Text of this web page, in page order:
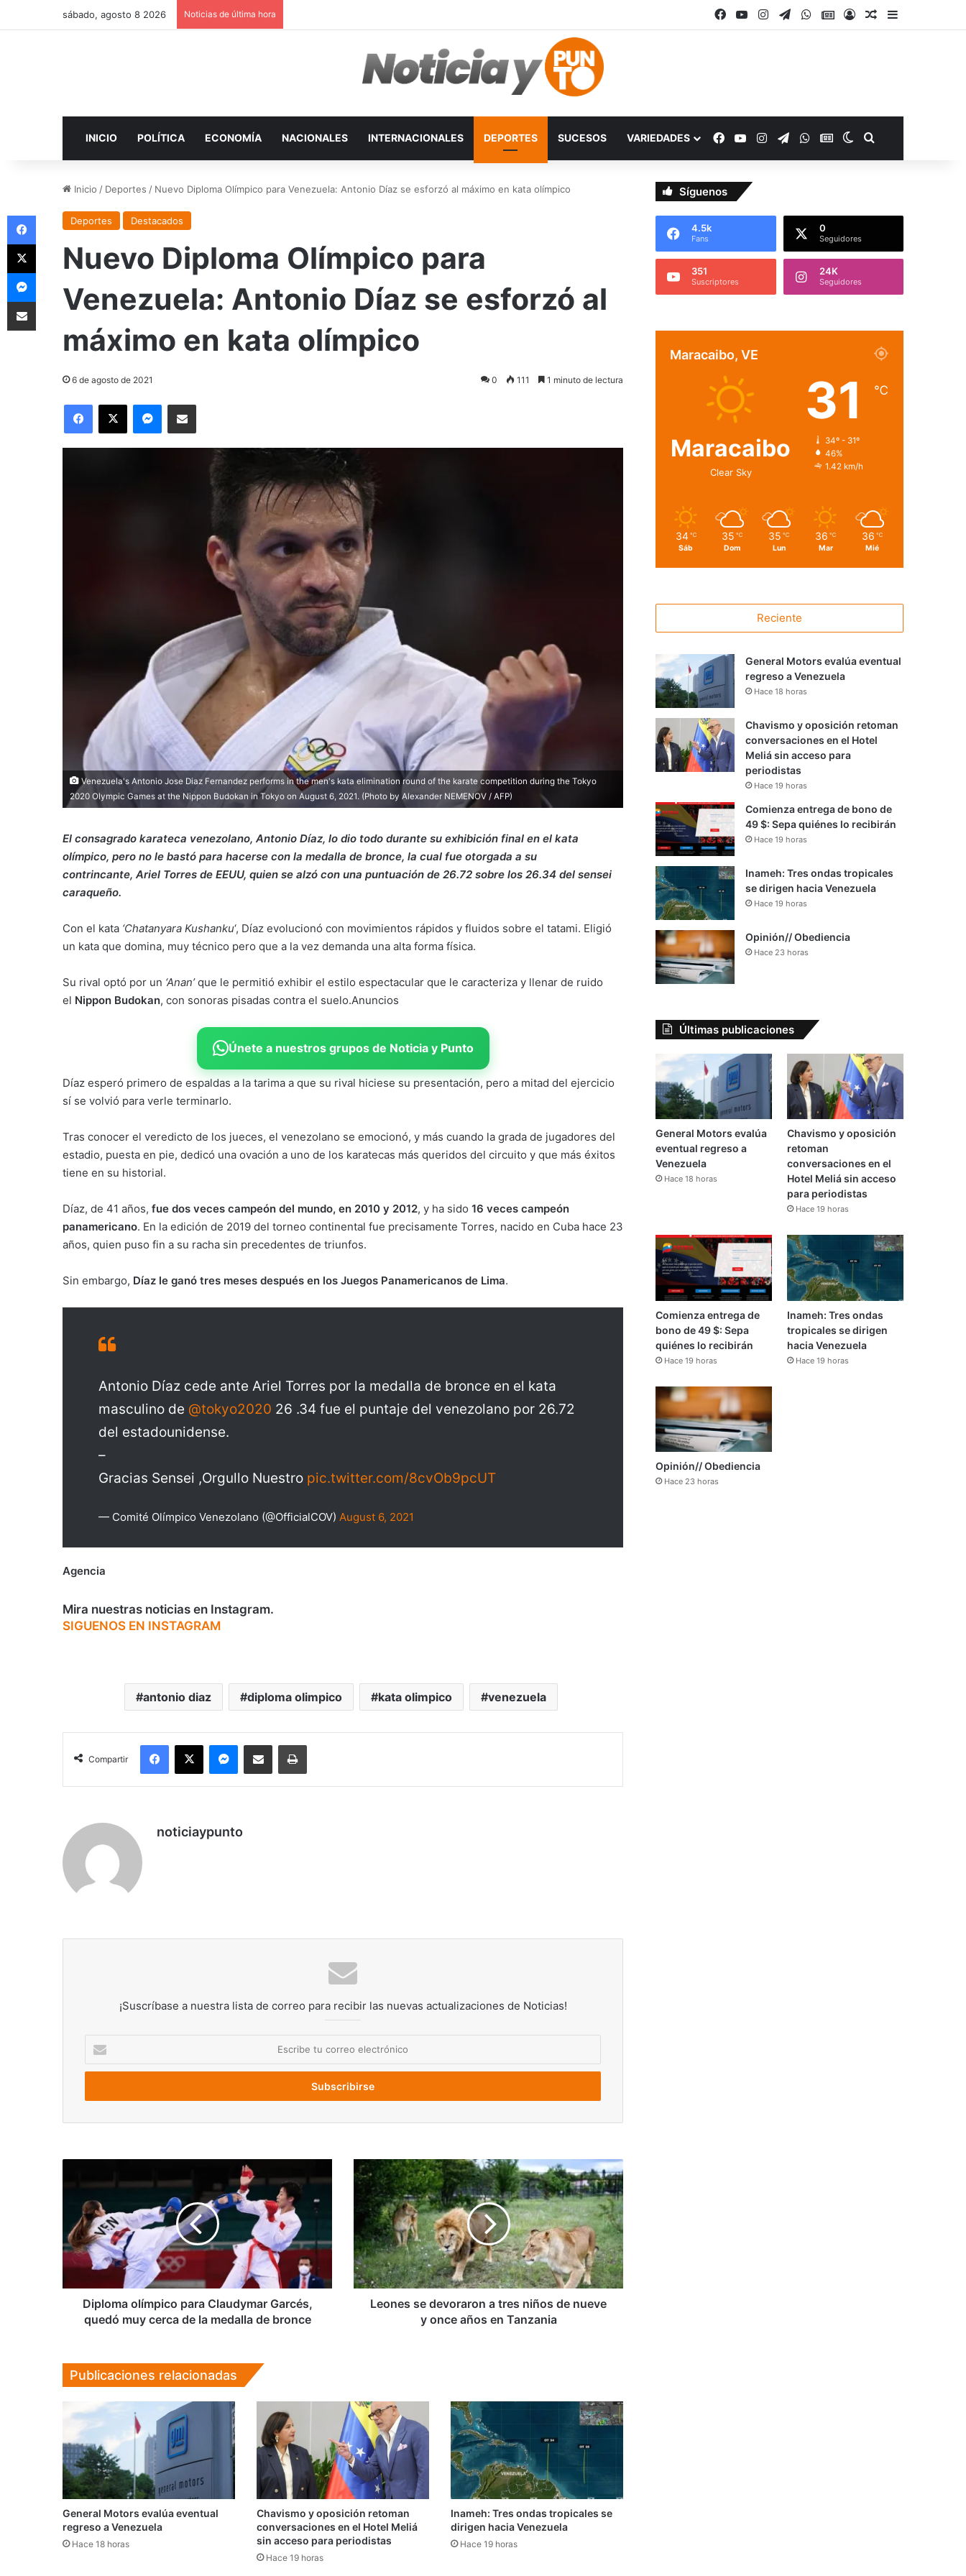
sábado, agosto 8 2026 Noticias de última hora Facebook
YouTubeInstagram
TelegramWhatsApp
Google Noticias
AccesoPublicación al
Barra lateral
INICIO POLÍTICA ECONOMÍA NACIONALES INTERNACIONALES DEPORTES SUCESOS VARIEDADES Facebook
YouTubeInstagram
Telegram
WhatsApp
Google Noticias
Switch skin
Inicio / Deportes / Nuevo Diploma Olímpico para Venezuela: Antonio Díaz se esforzó al máximo en kata olímpico
Deportes Destacados
Nuevo Diploma Olímpico para
Venezuela: Antonio Díaz se esforzó al
máximo en kata olímpico
6 de agosto de 2021 0 111 1 minuto de lectura
Facebook
X MessengerCompartir por correo electrónico
Venezuela's Antonio Jose Diaz Fernandez performs in the men's kata elimination round of the karate competition during the Tokyo
2020 Olympic Games at the Nippon Budokan in Tokyo on August 6, 2021. (Photo by Alexander NEMENOV / AFP)
El consagrado karateca venezolano, Antonio Díaz, lo dio todo durante su exhibición final en el kata
olímpico, pero no le bastó para hacerse con la medalla de bronce, la cual fue otorgada a su
contrincante, Ariel Torres de EEUU, quien se alzó con una puntuación de 26.72 sobre los 26.34 del sensei
caraqueño.
Con el kata ‘Chatanyara Kushanku‘, Díaz evolucionó con movimientos rápidos y fluidos sobre el tatami. Eligió
un kata que domina, muy técnico pero que a la vez demanda una alta forma física.
Su rival optó por un ‘Anan’que le permitió exhibir el estilo espectacular que le caracteriza y llenar de ruido
el Nippon Budokan, con sonoras pisadas contra el suelo.Anuncios
Únete a nuestros grupos de Noticia y Punto
Díaz esperó primero de espaldas a la tarima a que su rival hiciese su presentación, pero a mitad del ejercicio
sí se volvió para verle terminarlo.
Tras conocer el veredicto de los jueces, el venezolano se emocionó, y más cuando la grada de jugadores del
estadio, puesta en pie, dedicó una ovación a uno de los karatecas más queridos del circuito y que más éxitos
tiene en su historial.
Díaz, de 41 años, fue dos veces campeón del mundo, en 2010 y 2012, y ha sido 16 veces campeón
panamericano. En la edición de 2019 del torneo continental fue precisamente Torres, nacido en Cuba hace 23
años, quien puso fin a su racha sin precedentes de triunfos.
Sin embargo, Díaz le ganó tres meses después en los Juegos Panamericanos de Lima.
Antonio Díaz cede ante Ariel Torres por la medalla de bronce en el kata
masculino de @tokyo2020 26 .34 fue el puntaje del venezolano por 26.72
del estadounidense.
–
Gracias Sensei ,Orgullo Nuestro pic.twitter.com/8cvOb9pcUT
— Comité Olímpico Venezolano (@OfficialCOV) August 6, 2021
Agencia
Mira nuestras noticias en Instagram.
SIGUENOS EN INSTAGRAM
antonio diaz diploma olimpico kata olimpico venezuela
Compartir
Facebook
X MessengerCompartir por correo electrónicoImprimir
noticiaypunto
¡Suscríbase a nuestra lista de correo para recibir las nuevas actualizaciones de Noticias!
correo
olímpico
Claudymar
Garcés,
quedó
muy
cerca
de
medalla
Diploma olímpico para Claudymar Garcés,
quedó muy cerca de la medalla de bronce
Leones
se
devoraron
a
tres
niños
de
nueve
y
onceLeones se devoraron a tres niños de nueve
y once años en Tanzania
Publicaciones relacionadas
General Motors evalúa eventual
regreso a Venezuela
Hace 18 horas
Chavismo y oposición retoman
conversaciones en el Hotel Meliá
sin acceso para periodistas
Hace 19 horas
Inameh: Tres ondas tropicales se
dirigen hacia Venezuela
Hace 19 horas
Síguenos
4.5k
Fans
0
Seguidores
351
Suscriptores
24K
Seguidores
Maracaibo, VE
Maracaibo
Clear Sky
31 ℃
34º - 31º
46%
1.42 km/h
34 ℃
Sáb
35 ℃
Dom
35 ℃
Lun
36 ℃
Mar
36 ℃
Mié
Reciente
General Motors evalúa eventual
regreso a Venezuela
Hace 18 horas
Chavismo y oposición retoman
conversaciones en el Hotel
Meliá sin acceso para
periodistas
Hace 19 horas
Comienza entrega de bono de
49 $: Sepa quiénes lo recibirán
Hace 19 horas
Inameh: Tres ondas tropicales
se dirigen hacia Venezuela
Hace 19 horas
Opinión// Obediencia
Hace 23 horas
Últimas publicaciones
General Motors evalúa
eventual regreso a
Venezuela
Hace 18 horas
Chavismo y oposición
retoman
conversaciones en el
Hotel Meliá sin acceso
para periodistas
Hace 19 horas
Comienza entrega de
bono de 49 $: Sepa
quiénes lo recibirán
Hace 19 horas
Inameh: Tres ondas
tropicales se dirigen
hacia Venezuela
Hace 19 horas
Opinión// Obediencia
Hace 23 horas
Facebook
X
Messenger
Compartir por correo electrónico